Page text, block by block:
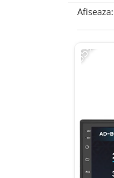
Afiseaza:
-35%